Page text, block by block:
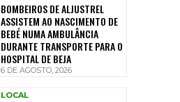
BOMBEIROS DE ALJUSTREL
ASSISTEM AO NASCIMENTO DE
BEBÉ NUMA AMBULÂNCIA
DURANTE TRANSPORTE PARA O
HOSPITAL DE BEJA
6 DE AGOSTO, 2026
LOCAL